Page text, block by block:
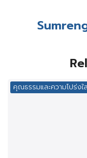
คุณธรรมและความโปร่งใ